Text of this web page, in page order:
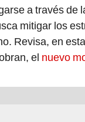
a través de
mitigar los
Revisa, en
el nuevo